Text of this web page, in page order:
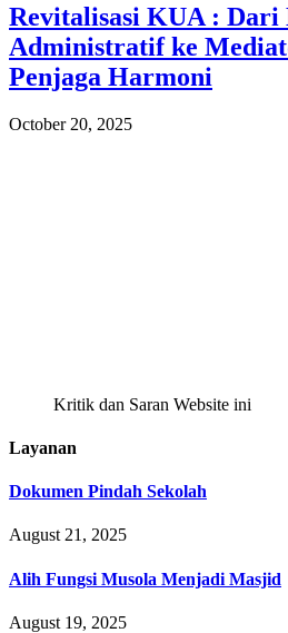
Revitalisasi KUA : Dari
Administratif ke
Penjaga Harmoni
October 20, 2025
Kritik dan Saran Website ini
Layanan
Dokumen Pindah Sekolah
August 21, 2025
Alih Fungsi Musola Menjadi Masjid
August 19, 2025